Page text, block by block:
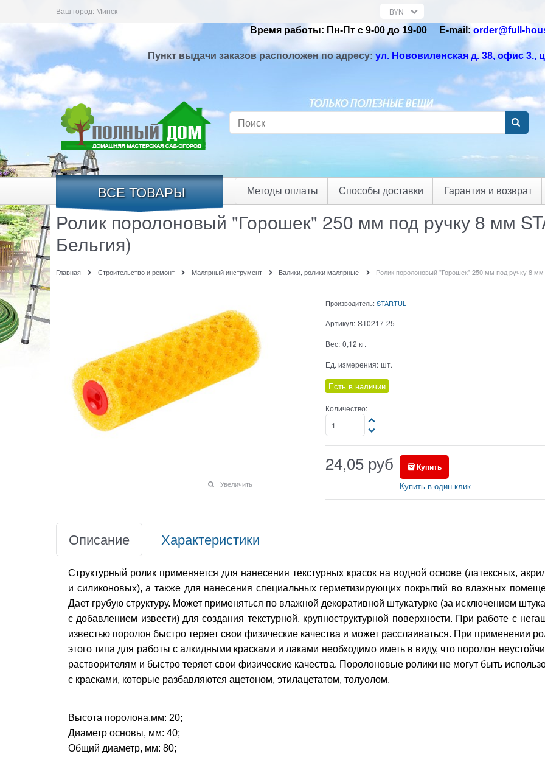
Ваш город: Минск
Время работы: Пн-Пт с 9-00 до 19-00 Е-mail:order@full-
Пункт выдачи заказов расположен по адресу: ул. Нововиленская д. 38, офис 3.,
ВСЕ ТОВАРЫ Методы оплаты Способы доставки Гарантия и возврат
Ролик поролоновый "Горошек" 250 мм под ручку 8 мм
Бельгия)
Главная Строительство и ремонт Малярный инструмент Валики, ролики малярные Ролик поролоновый "Горошек" 250 мм под ручку 8
Увеличить
Производитель: STARTUL
Артикул: ST0217-25
Вес: 0,12 кг.
Ед. измерения: шт.
Есть в наличии
Количество:
24,05 руб Купить
Купить в один клик
Описание Характеристики
Структурный ролик применяется для нанесения текстурных красок на водной основе (латексных,
и силиконовых), а также для нанесения специальных герметизирующих покрытий во влажных
Дает грубую структуру. Может применяться по влажной декоративной штукатурке (за исключением
с добавлением извести) для создания текстурной, крупноструктурной поверхности. При работе с
известью поролон быстро теряет свои физические качества и может расслаиваться. При применении
этого типа для работы с алкидными красками и лаками необходимо иметь в виду, что поролон
растворителям и быстро теряет свои физические качества. Поролоновые ролики не могут быть
с красками, которые разбавляются ацетоном, этилацетатом, толуолом.
Высота поролона,мм: 20;
Диаметр основы, мм: 40;
Общий диаметр, мм: 80;